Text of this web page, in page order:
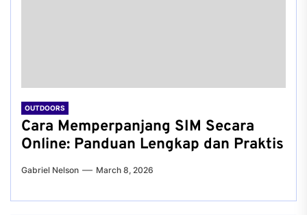
OUTDOORS
Cara Memperpanjang SIM Secara
Online: Panduan Lengkap dan Praktis
Gabriel Nelson March 8, 2026